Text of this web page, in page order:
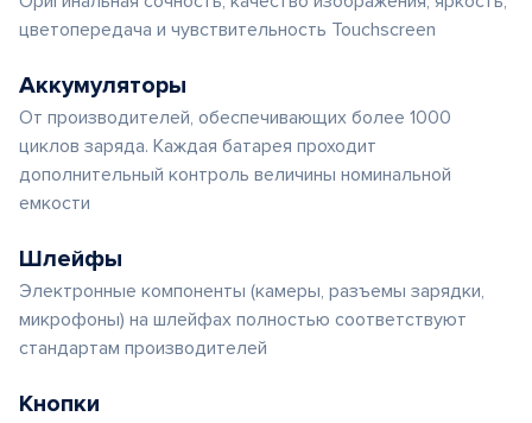
цветопередача и чувствительность Touchscreen
Аккумуляторы
От производителей, обеспечивающих более 1000
циклов заряда. Каждая батарея проходит
дополнительный контроль величины номинальной
емкости
Шлейфы
Электронные компоненты (камеры, разъемы зарядки,
микрофоны) на шлейфах полностью соответствуют
стандартам производителей
Кнопки